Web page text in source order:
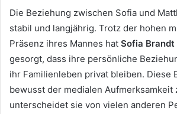
Die Beziehung zwischen Sofia und
stabil und langjährig. Trotz der hohen
Präsenz ihres Mannes hat Sofia Brandt
gesorgt, dass ihre persönliche
ihr Familienleben privat bleiben. Diese
bewusst der medialen Aufmerksamkeit
unterscheidet sie von vielen anderen